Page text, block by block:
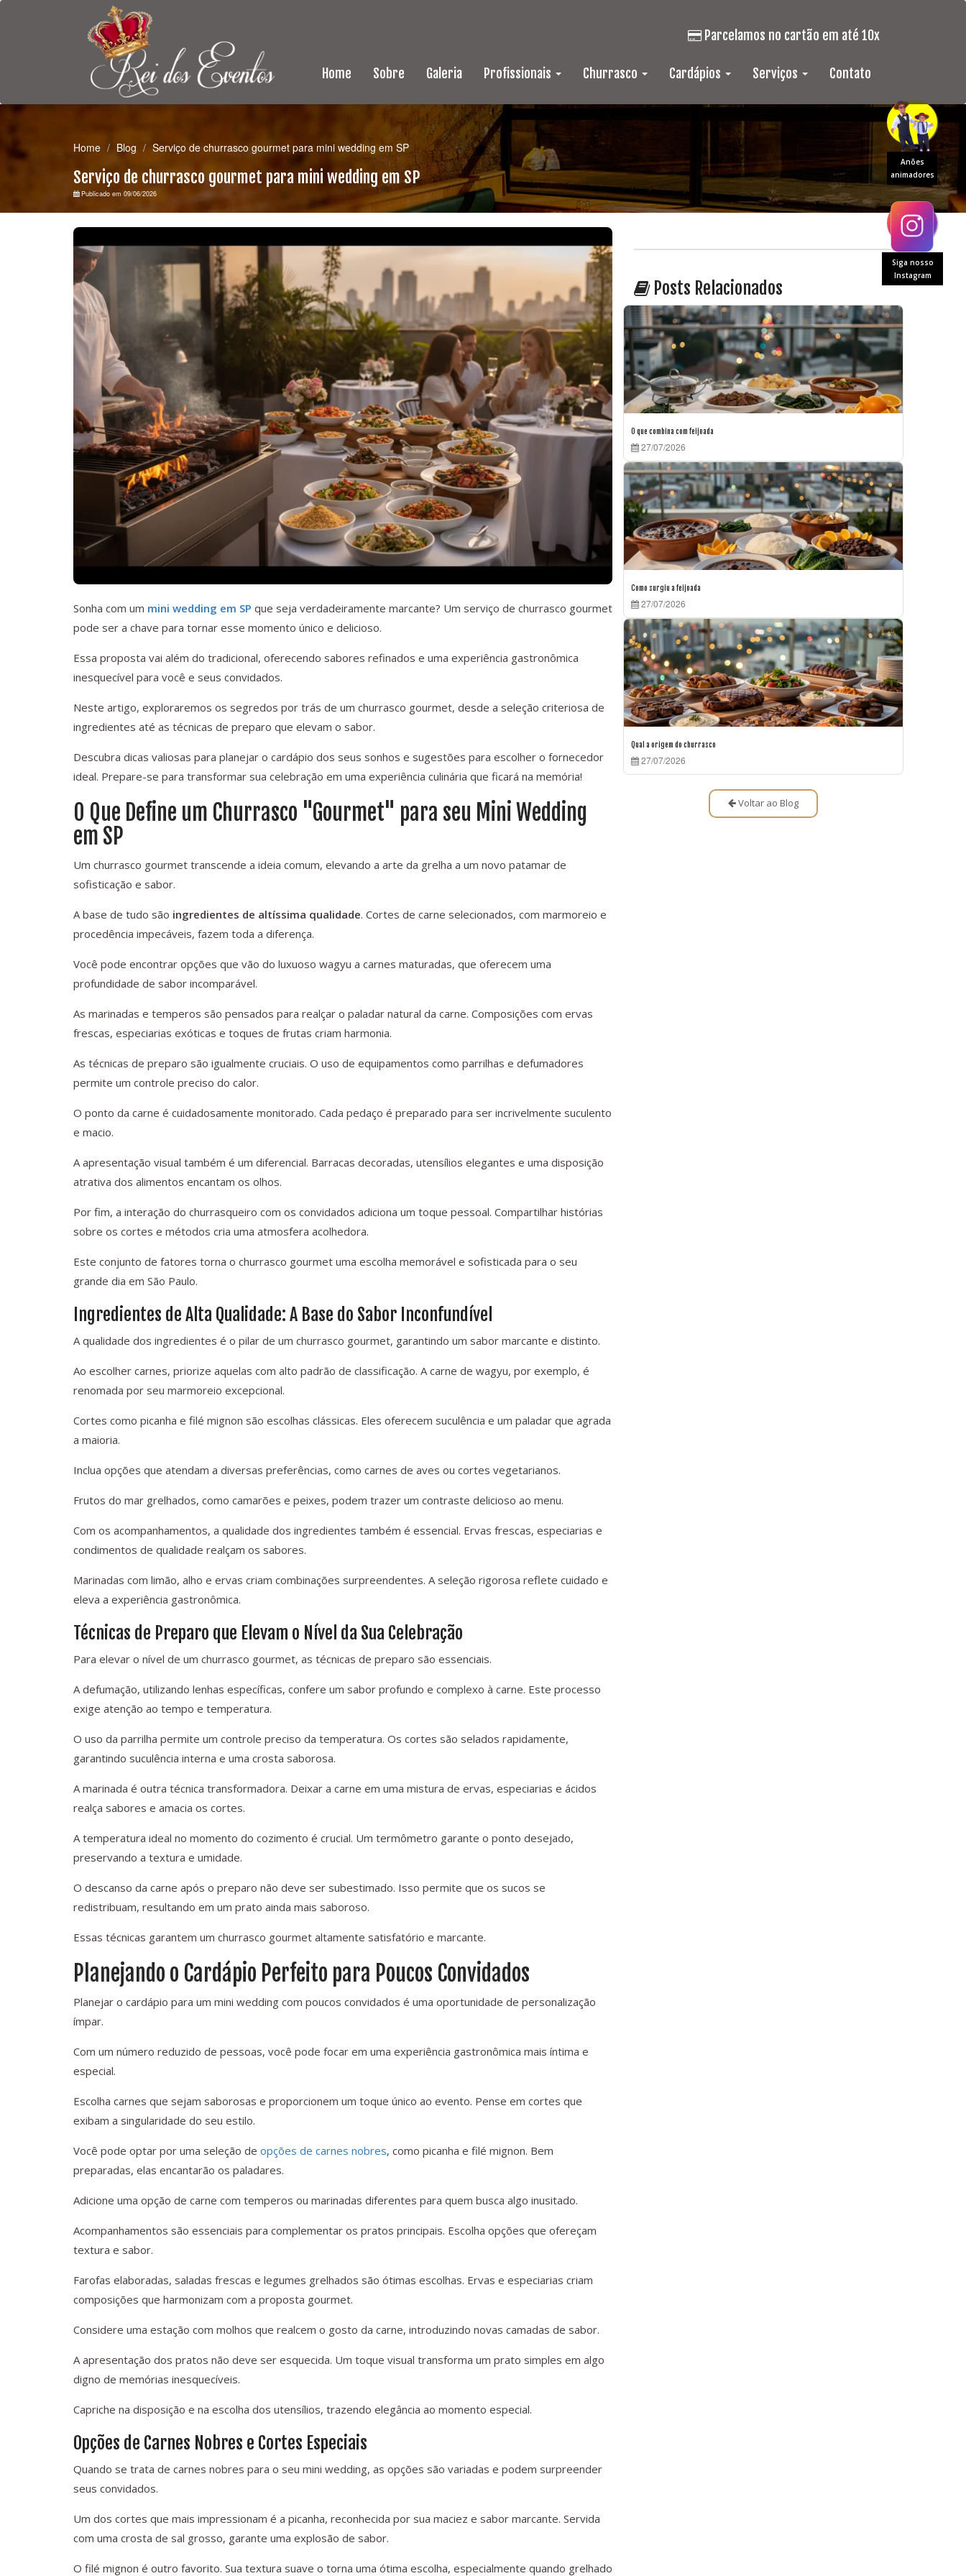
Anões
animadores
Siga nosso
Instagram
Home Sobre Galeria Profissionais Churrasco Cardápios Serviços Contato
Parcelamos no cartão em até 10x
Home Blog Serviço de churrasco gourmet para mini wedding em SP
Serviço de churrasco gourmet para mini wedding em SP
Publicado em 09/06/2026
Sonha com um mini wedding em SP que seja verdadeiramente marcante? Um serviço de churrasco gourmet
pode ser a chave para tornar esse momento único e delicioso.
Essa proposta vai além do tradicional, oferecendo sabores refinados e uma experiência gastronômica
inesquecível para você e seus convidados.
Neste artigo, exploraremos os segredos por trás de um churrasco gourmet, desde a seleção criteriosa de
ingredientes até as técnicas de preparo que elevam o sabor.
Descubra dicas valiosas para planejar o cardápio dos seus sonhos e sugestões para escolher o fornecedor
ideal. Prepare-se para transformar sua celebração em uma experiência culinária que ficará na memória!
O Que Define um Churrasco "Gourmet" para seu Mini Wedding
em SP
Um churrasco gourmet transcende a ideia comum, elevando a arte da grelha a um novo patamar de
sofisticação e sabor.
A base de tudo são ingredientes de altíssima qualidade. Cortes de carne selecionados, com marmoreio e
procedência impecáveis, fazem toda a diferença.
Você pode encontrar opções que vão do luxuoso wagyu a carnes maturadas, que oferecem uma
profundidade de sabor incomparável.
As marinadas e temperos são pensados para realçar o paladar natural da carne. Composições com ervas
frescas, especiarias exóticas e toques de frutas criam harmonia.
As técnicas de preparo são igualmente cruciais. O uso de equipamentos como parrilhas e defumadores
permite um controle preciso do calor.
O ponto da carne é cuidadosamente monitorado. Cada pedaço é preparado para ser incrivelmente suculento
e macio.
A apresentação visual também é um diferencial. Barracas decoradas, utensílios elegantes e uma disposição
atrativa dos alimentos encantam os olhos.
Por fim, a interação do churrasqueiro com os convidados adiciona um toque pessoal. Compartilhar histórias
sobre os cortes e métodos cria uma atmosfera acolhedora.
Este conjunto de fatores torna o churrasco gourmet uma escolha memorável e sofisticada para o seu
grande dia em São Paulo.
Ingredientes de Alta Qualidade: A Base do Sabor Inconfundível
A qualidade dos ingredientes é o pilar de um churrasco gourmet, garantindo um sabor marcante e distinto.
Ao escolher carnes, priorize aquelas com alto padrão de classificação. A carne de wagyu, por exemplo, é
renomada por seu marmoreio excepcional.
Cortes como picanha e filé mignon são escolhas clássicas. Eles oferecem suculência e um paladar que agrada
a maioria.
Inclua opções que atendam a diversas preferências, como carnes de aves ou cortes vegetarianos.
Frutos do mar grelhados, como camarões e peixes, podem trazer um contraste delicioso ao menu.
Com os acompanhamentos, a qualidade dos ingredientes também é essencial. Ervas frescas, especiarias e
condimentos de qualidade realçam os sabores.
Marinadas com limão, alho e ervas criam combinações surpreendentes. A seleção rigorosa reflete cuidado e
eleva a experiência gastronômica.
Técnicas de Preparo que Elevam o Nível da Sua Celebração
Para elevar o nível de um churrasco gourmet, as técnicas de preparo são essenciais.
A defumação, utilizando lenhas específicas, confere um sabor profundo e complexo à carne. Este processo
exige atenção ao tempo e temperatura.
O uso da parrilha permite um controle preciso da temperatura. Os cortes são selados rapidamente,
garantindo suculência interna e uma crosta saborosa.
A marinada é outra técnica transformadora. Deixar a carne em uma mistura de ervas, especiarias e ácidos
realça sabores e amacia os cortes.
A temperatura ideal no momento do cozimento é crucial. Um termômetro garante o ponto desejado,
preservando a textura e umidade.
O descanso da carne após o preparo não deve ser subestimado. Isso permite que os sucos se
redistribuam, resultando em um prato ainda mais saboroso.
Essas técnicas garantem um churrasco gourmet altamente satisfatório e marcante.
Planejando o Cardápio Perfeito para Poucos Convidados
Planejar o cardápio para um mini wedding com poucos convidados é uma oportunidade de personalização
ímpar.
Com um número reduzido de pessoas, você pode focar em uma experiência gastronômica mais íntima e
especial.
Escolha carnes que sejam saborosas e proporcionem um toque único ao evento. Pense em cortes que
exibam a singularidade do seu estilo.
Você pode optar por uma seleção de opções de carnes nobres, como picanha e filé mignon. Bem
preparadas, elas encantarão os paladares.
Adicione uma opção de carne com temperos ou marinadas diferentes para quem busca algo inusitado.
Acompanhamentos são essenciais para complementar os pratos principais. Escolha opções que ofereçam
textura e sabor.
Farofas elaboradas, saladas frescas e legumes grelhados são ótimas escolhas. Ervas e especiarias criam
composições que harmonizam com a proposta gourmet.
Considere uma estação com molhos que realcem o gosto da carne, introduzindo novas camadas de sabor.
A apresentação dos pratos não deve ser esquecida. Um toque visual transforma um prato simples em algo
digno de memórias inesquecíveis.
Capriche na disposição e na escolha dos utensílios, trazendo elegância ao momento especial.
Opções de Carnes Nobres e Cortes Especiais
Quando se trata de carnes nobres para o seu mini wedding, as opções são variadas e podem surpreender
seus convidados.
Um dos cortes que mais impressionam é a picanha, reconhecida por sua maciez e sabor marcante. Servida
com uma crosta de sal grosso, garante uma explosão de sabor.
O filé mignon é outro favorito. Sua textura suave o torna uma ótima escolha, especialmente quando grelhado
Posts Relacionados
O que combina com feijoada
27/07/2026
Como surgiu a feijoada
27/07/2026
Qual a origem do churrasco
27/07/2026
Voltar ao Blog